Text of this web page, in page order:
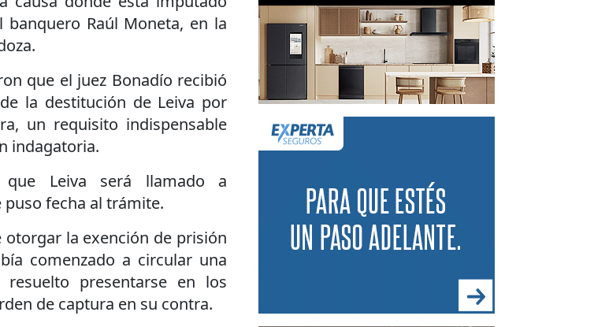
banquero Raúl Moneta, en la
que el juez Bonadío recibió
la destitución de Leiva por
un requisito indispensable
indagatoria.
que Leiva será llamado a
fecha al trámite.
la exención de prisión
comenzado a circular una
presentarse en los
de captura en su contra.